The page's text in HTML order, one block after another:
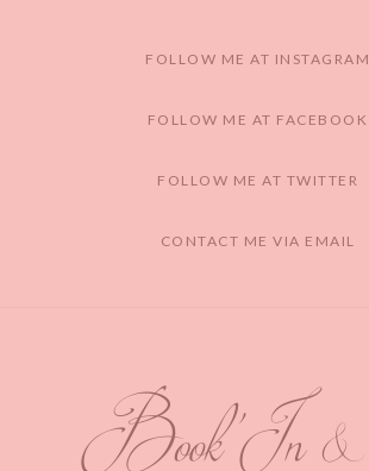
FOLLOW ME AT INSTAGRAM
FOLLOW ME AT FACEBOOK
FOLLOW ME AT TWITTER
CONTACT ME VIA EMAIL